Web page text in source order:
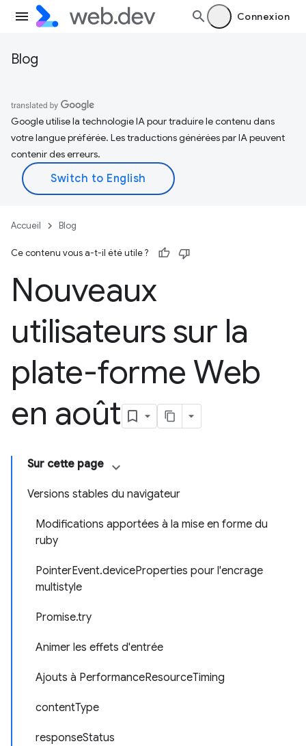
Connexion
Blog
Google utilise la technologie IA pour traduire le contenu dans
votre langue préférée. Les traductions générées par IA peuvent
contenir des erreurs.
Accueil Blog
Ce contenu vous a-t-il été utile ?
Nouveaux
utilisateurs sur la
plate-forme Web
en août
Sur cette page
Versions stables du navigateur
Modifications apportées à la mise en forme du
ruby
PointerEvent.deviceProperties pour l'encrage
multistyle
Promise.try
Animer les effets d'entrée
Ajouts à PerformanceResourceTiming
contentType
responseStatus